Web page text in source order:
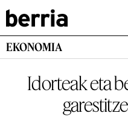
EKONOMIA
Idorteak eta